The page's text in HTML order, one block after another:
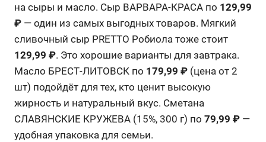
на сыры и масло. Сыр ВАРВАРА-КРАСА по 129,99
₽ — один из самых выгодных товаров. Мягкий
сливочный сыр PRETTO Робиола тоже стоит
129,99 ₽. Это хорошие варианты для завтрака.
Масло БРЕСТ-ЛИТОВСК по 179,99 ₽ (цена от 2
шт) подойдёт для тех, кто ценит высокую
жирность и натуральный вкус. Сметана
СЛАВЯНСКИЕ КРУЖЕВА (15%, 300 г) по 79,99 ₽ —
удобная упаковка для семьи.